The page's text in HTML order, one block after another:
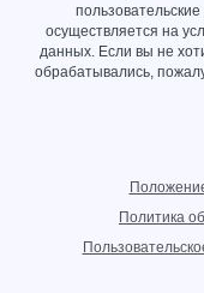
осуществляется на
данных. Если вы не
обрабатывались,
Политика